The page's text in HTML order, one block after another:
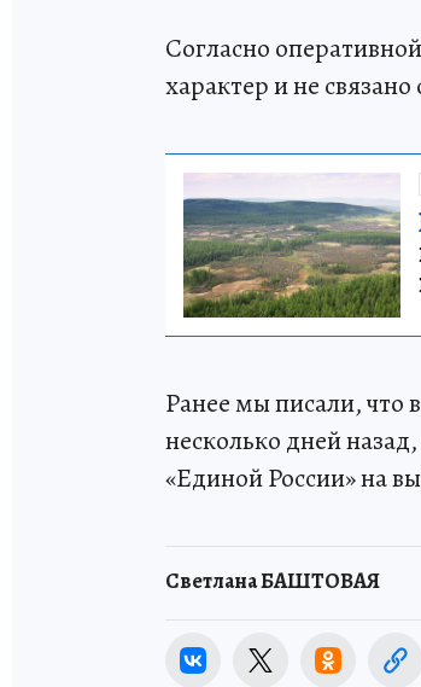
Согласно
характер и не
Ранее мы писали, что
несколько дней
«Единой России» на
Светлана БАШТОВАЯ